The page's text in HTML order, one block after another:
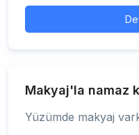
Makyaj'la namaz
Yüzümde makyaj